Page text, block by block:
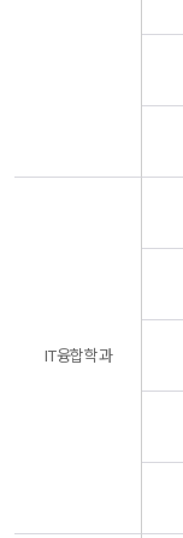
IT융합학과